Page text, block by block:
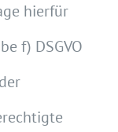
hierfür
f) DSGVO